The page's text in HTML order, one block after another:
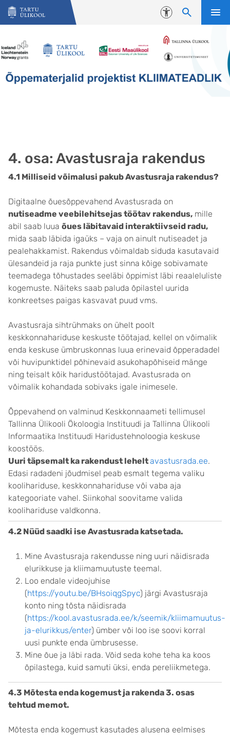
Liigu edasi põhisisu juurde
Juurdepääsetavus
4. osa: Avastusraja rakendus
4.1 Milliseid võimalusi pakub Avastusraja rakendus?
Digitaalne õuesõppevahend Avastusrada on
nutiseadme veebilehitsejas töötav rakendus, mille
abil saab luua õues läbitavaid interaktiivseid radu,
mida saab läbida igaüks – vaja on ainult nutiseadet ja
pealehakkamist. Rakendus võimaldab siduda kasutavaid
ülesandeid ja raja punkte just sinna kõige sobivamate
teemadega tõhustades seeläbi õppimist läbi reaaleluliste
kogemuste. Näiteks saab paluda õpilastel uurida
konkreetses paigas kasvavat puud vms.
Avastusraja sihtrühmaks on ühelt poolt
keskkonnahariduse keskuste töötajad, kellel on võimalik
enda keskuse ümbruskonnas luua erinevaid õpperadadel
või huvipunktidel põhinevaid asukohapõhiseid mänge
ning teisalt kõik haridustöötajad. Avastusrada on
võimalik kohandada sobivaks igale inimesele.
Õppevahend on valminud Keskkonnaameti tellimusel
Tallinna Ülikooli Ökoloogia Instituudi ja Tallinna Ülikooli
Informaatika Instituudi Haridustehnoloogia keskuse
koostöös.
Uuri täpsemalt ka rakendust leheltavastusrada.ee.
Edasi radadeni jõudmisel peab esmalt tegema valiku
koolihariduse, keskkonnahariduse või vaba aja
kategooriate vahel. Siinkohal soovitame valida
koolihariduse valdkonna.
4.2 Nüüd saadki ise Avastusrada katsetada.
Mine Avastusraja rakendusse ning uuri näidisrada
elurikkuse ja kliimamuutuste teemal.
Loo endale videojuhise
(https://youtu.be/BHsoiqgSpyc) järgi Avastusraja
konto ning tõsta näidisrada
(https://kool.avastusrada.ee/k/seemik/kliimamuutus-
ja-elurikkus/enter) ümber või loo ise soovi korral
uusi punkte enda ümbrusesse.
Mine õue ja läbi rada. Võid seda kohe teha ka koos
õpilastega, kuid samuti üksi, enda pereliikmetega.
4.3 Mõtesta enda kogemust ja rakenda 3. osas
tehtud memot.
Mõtesta enda kogemust kasutades alusena eelmises